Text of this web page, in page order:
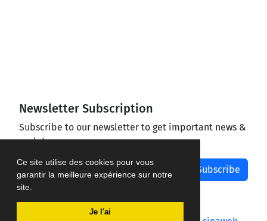
Ce site utilise des cookies pour vous
garantir la meilleure expérience sur notre
site.
Je l'ai
Newsletter Subscription
Subscribe to our newsletter to get important news &
updates
Subscribe